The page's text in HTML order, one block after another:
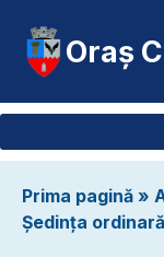
Oraș
Prima pagină »
Ședința